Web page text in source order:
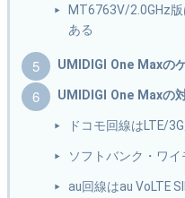
MT6763V/2.0GHz
ある
UMIDIGI One Maxの
UMIDIGI One Maxの
ドコモ回線はLTE/
ソフトバンク・ワ
au回線はau VoLTE